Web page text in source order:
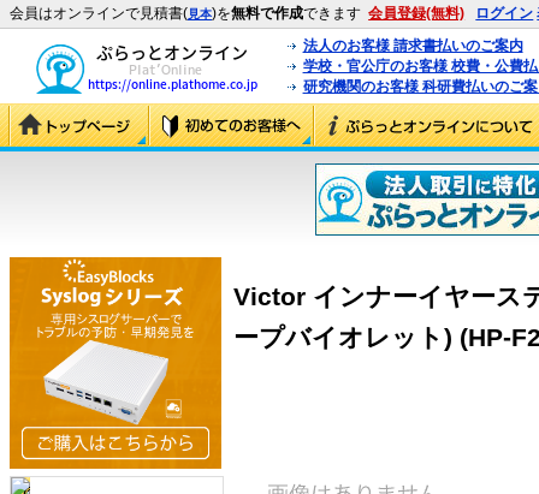
会員はオンラインで見積書(見本)を無料で作成できます 会員登録(無料) ログイン
法人のお客様 請求書払いのご案内
学校・官公庁のお客様 校費・公費
研究機関のお客様 科研費払いのご
Victor インナーイヤース
ープバイオレット) (HP-